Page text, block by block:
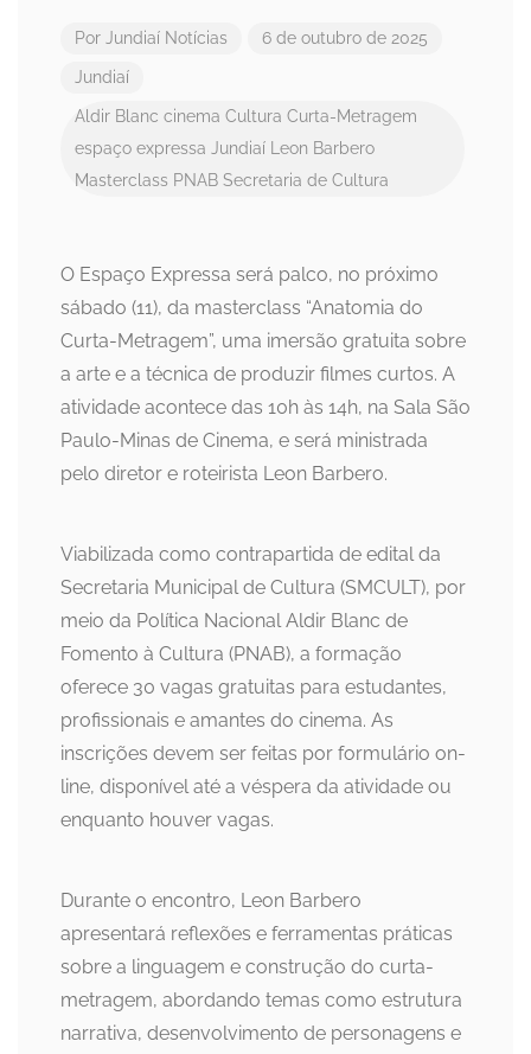
Por Jundiaí Notícias 6 de outubro de 2025
Jundiaí
Aldir Blanc cinema Cultura Curta-Metragem
espaço expressa Jundiaí Leon Barbero
Masterclass PNAB Secretaria de Cultura
O Espaço Expressa será palco, no próximo
sábado (11), da masterclass “Anatomia do
Curta-Metragem”, uma imersão gratuita sobre
a arte e a técnica de produzir filmes curtos. A
atividade acontece das 10h às 14h, na Sala São
Paulo-Minas de Cinema, e será ministrada
pelo diretor e roteirista Leon Barbero.
Viabilizada como contrapartida de edital da
Secretaria Municipal de Cultura (SMCULT), por
meio da Política Nacional Aldir Blanc de
Fomento à Cultura (PNAB), a formação
oferece 30 vagas gratuitas para estudantes,
profissionais e amantes do cinema. As
inscrições devem ser feitas por formulário on-
line, disponível até a véspera da atividade ou
enquanto houver vagas.
Durante o encontro, Leon Barbero
apresentará reflexões e ferramentas práticas
sobre a linguagem e construção do curta-
metragem, abordando temas como estrutura
narrativa, desenvolvimento de personagens e